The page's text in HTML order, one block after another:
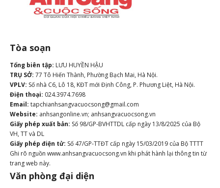
Tòa soạn
Tổng biên tập: LƯU HUYỀN HẬU
TRỤ SỞ: 77 Tô Hiến Thành, Phường Bạch Mai, Hà Nội.
VPLV: Số nhà C6, Lô 18, KĐT mới Định Công, P. Phương Liệt, Hà Nội.
Điện thoại: 024.3974.7698
Email: tapchianhsangvacuocsong@gmail.com
Website: anhsangonline.vn; anhsangvacuocsong.vn
Giấy phép xuất bản: Số 98/GP-BVHTTDL cấp ngày 13/8/2025 của Bộ
VH, TT và DL
Giấy phép điện tử: Số 47/GP-TTĐT cấp ngày 15/03/2019 của Bộ TTTT
Ghi rõ nguồn www.anhsangvacuocsong.vn khi phát hành lại thông tin từ
trang web này.
Văn phòng đại diện